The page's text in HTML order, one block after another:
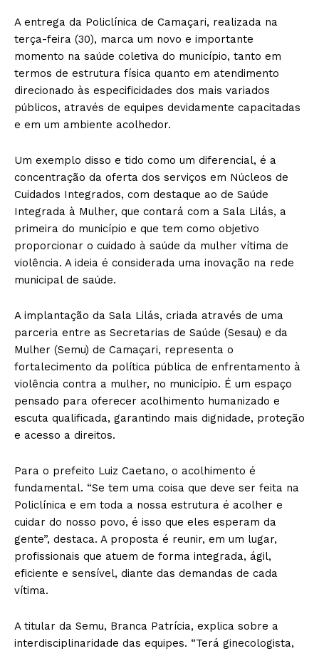
A entrega da Policlínica de Camaçari, realizada na
terça-feira (30), marca um novo e importante
momento na saúde coletiva do município, tanto em
termos de estrutura física quanto em atendimento
direcionado às especificidades dos mais variados
públicos, através de equipes devidamente capacitadas
e em um ambiente acolhedor.
Um exemplo disso e tido como um diferencial, é a
concentração da oferta dos serviços em Núcleos de
Cuidados Integrados, com destaque ao de Saúde
Integrada à Mulher, que contará com a Sala Lilás, a
primeira do município e que tem como objetivo
proporcionar o cuidado à saúde da mulher vítima de
violência. A ideia é considerada uma inovação na rede
municipal de saúde.
A implantação da Sala Lilás, criada através de uma
parceria entre as Secretarias de Saúde (Sesau) e da
Mulher (Semu) de Camaçari, representa o
fortalecimento da política pública de enfrentamento à
violência contra a mulher, no município. É um espaço
pensado para oferecer acolhimento humanizado e
escuta qualificada, garantindo mais dignidade, proteção
e acesso a direitos.
Para o prefeito Luiz Caetano, o acolhimento é
fundamental. “Se tem uma coisa que deve ser feita na
Policlínica e em toda a nossa estrutura é acolher e
cuidar do nosso povo, é isso que eles esperam da
gente”, destaca. A proposta é reunir, em um lugar,
profissionais que atuem de forma integrada, ágil,
eficiente e sensível, diante das demandas de cada
vítima.
A titular da Semu, Branca Patrícia, explica sobre a
interdisciplinaridade das equipes. “Terá ginecologista,